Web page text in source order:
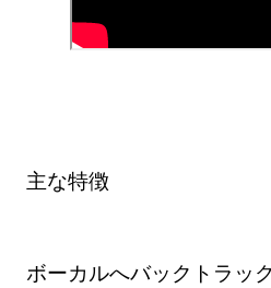
主な特徴
ボーカルへバックトラッ